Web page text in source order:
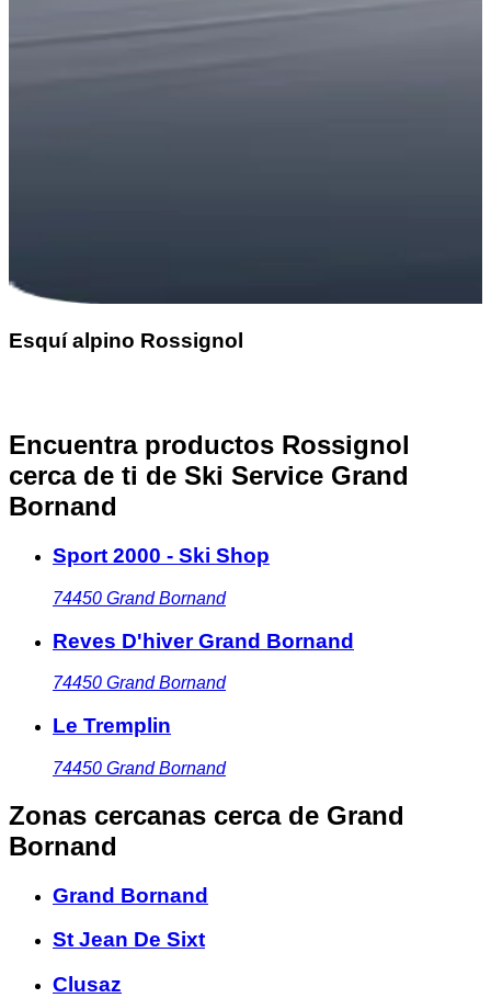
Esquí alpino Rossignol
Encuentra productos Rossignol
cerca de ti de Ski Service Grand
Bornand
Sport 2000 - Ski Shop
74450 Grand Bornand
Reves D'hiver Grand Bornand
74450 Grand Bornand
Le Tremplin
74450 Grand Bornand
Zonas cercanas cerca de Grand
Bornand
Grand Bornand
St Jean De Sixt
Clusaz